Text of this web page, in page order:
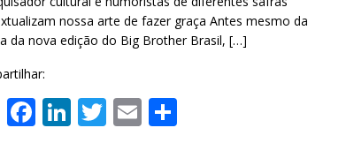
nossa arte de fazer graça Antes mesmo da
da nova edição do Big Brother Brasil, […]
W F Li T E